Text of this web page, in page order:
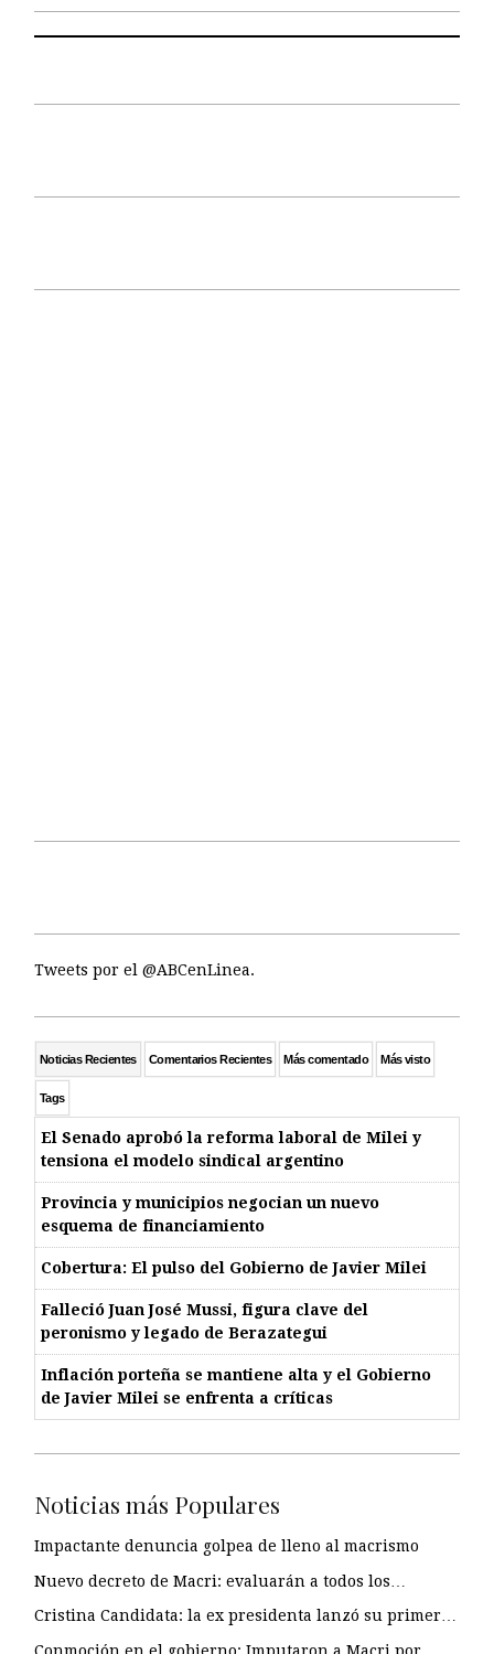
Tweets por el @ABCenLinea.
Noticias Recientes Comentarios Recientes Más comentado Más visto
Tags
El Senado aprobó la reforma laboral de Milei y
tensiona el modelo sindical argentino
Provincia y municipios negocian un nuevo
esquema de financiamiento
Cobertura: El pulso del Gobierno de Javier Milei
Falleció Juan José Mussi, figura clave del
peronismo y legado de Berazategui
Inflación porteña se mantiene alta y el Gobierno
de Javier Milei se enfrenta a críticas
Noticias más Populares
Impactante denuncia golpea de lleno al macrismo
Nuevo decreto de Macri: evaluarán a todos los…
Cristina Candidata: la ex presidenta lanzó su primer…
Conmoción en el gobierno: Imputaron a Macri por…